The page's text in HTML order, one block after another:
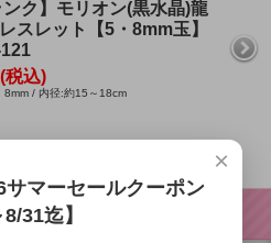
ンク】モリオン(黒水晶)龍
スレット【5・8mm玉】
税込)
8mm / 内径:約15～18cm
×
サマーセールクーポン
8/31迄】